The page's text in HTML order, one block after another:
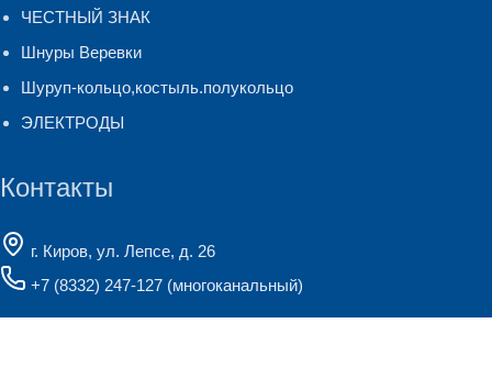
ЧЕСТНЫЙ ЗНАК
Шнуры Веревки
Шуруп-кольцо,костыль.полукольцо
ЭЛЕКТРОДЫ
Контакты
г. Киров, ул. Лепсе, д. 26
+7 (8332) 247-127 (многоканальный)